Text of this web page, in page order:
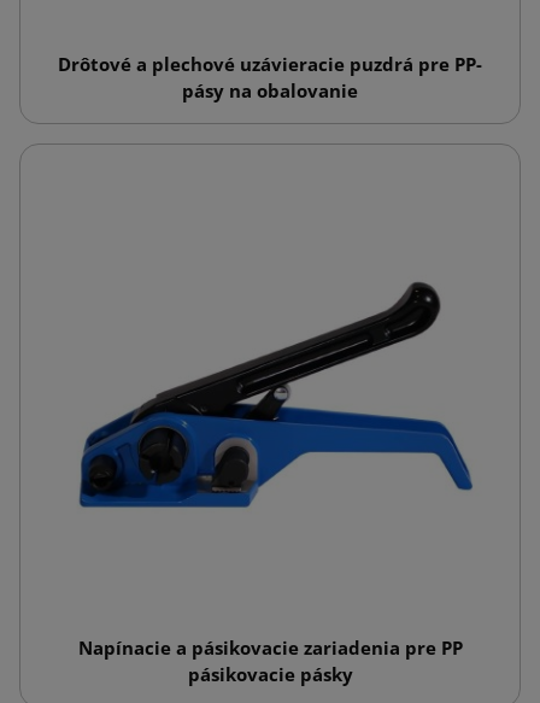
Drôtové a plechové uzávieracie puzdrá pre PP-
pásy na obalovanie
Napínacie a pásikovacie zariadenia pre PP
pásikovacie pásky